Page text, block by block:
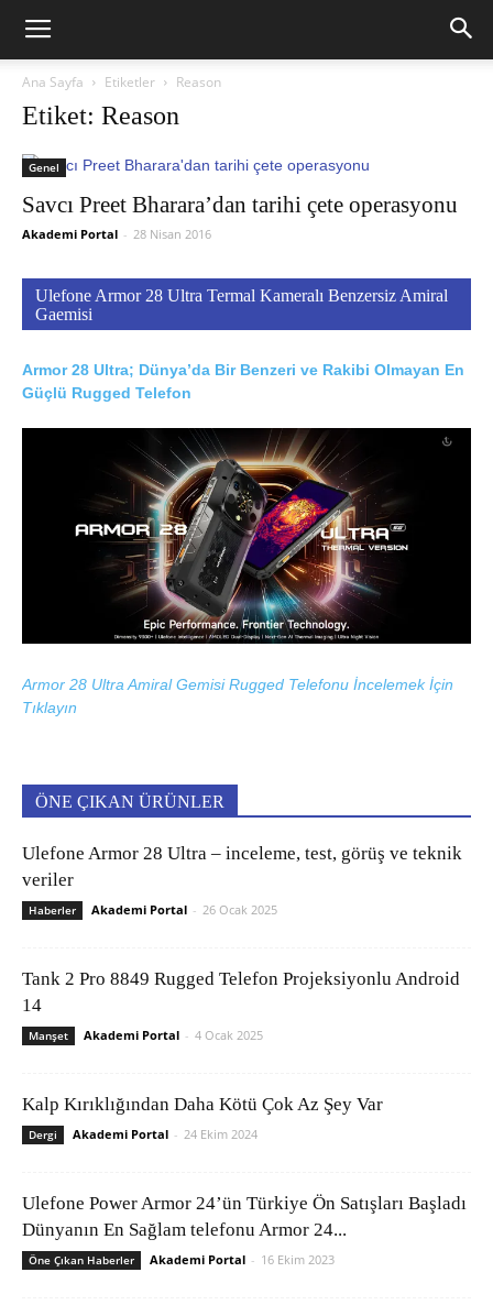
Ana Sayfa Etiketler Reason
Etiket: Reason
Genel
Savcı Preet Bharara’dan tarihi çete operasyonu
Akademi Portal - 28 Nisan 2016
Ulefone Armor 28 Ultra Termal Kameralı Benzersiz Amiral
Gaemisi
Armor 28 Ultra; Dünya’da Bir Benzeri ve Rakibi Olmayan En
Güçlü Rugged Telefon
Armor 28 Ultra Amiral Gemisi Rugged Telefonu İncelemek İçin
Tıklayın
ÖNE ÇIKAN ÜRÜNLER
Ulefone Armor 28 Ultra – inceleme, test, görüş ve teknik
veriler
Haberler Akademi Portal - 26 Ocak 2025
Tank 2 Pro 8849 Rugged Telefon Projeksiyonlu Android
14
Manşet Akademi Portal - 4 Ocak 2025
Kalp Kırıklığından Daha Kötü Çok Az Şey Var
Dergi Akademi Portal - 24 Ekim 2024
Ulefone Power Armor 24’ün Türkiye Ön Satışları Başladı
Dünyanın En Sağlam telefonu Armor 24...
Öne Çıkan Haberler Akademi Portal - 16 Ekim 2023